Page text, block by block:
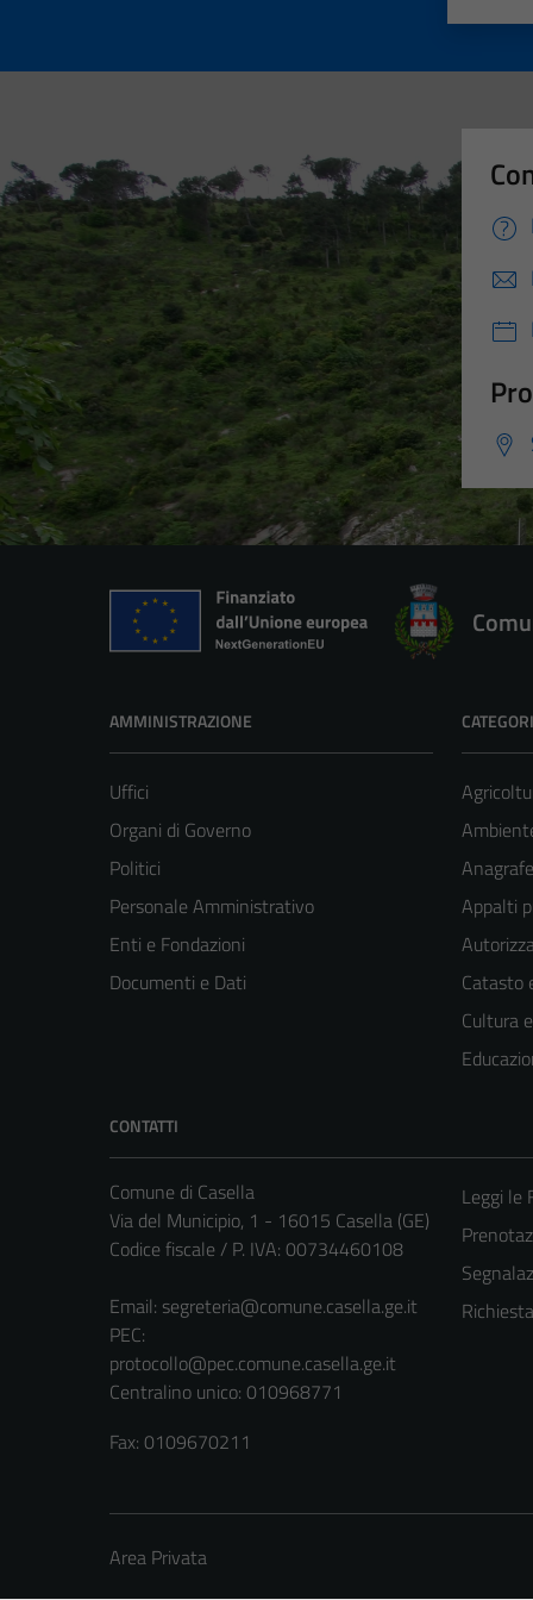
AMMINISTRAZIONE
Uffici
Organi di Governo
Politici
Personale Amministrativo
Enti e Fondazioni
Documenti e Dati
Appalti
Catasto
Cultura
CONTATTI
Comune di Casella
Via del Municipio, 1 - 16015 Casella (GE)
Codice fiscale / P. IVA: 00734460108
Email: segreteria@comune.casella.ge.it
PEC:
protocollo@pec.comune.casella.ge.it
Centralino unico: 010968771
Fax: 0109670211
Leggi le
Area Privata